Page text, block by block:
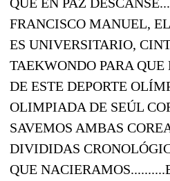
FRANCISCO MANUEL,
ES UNIVERSITARIO,
TAEKWONDO PARA QUE
DE ESTE DEPORTE
OLIMPIADA DE SEÚL
SAVEMOS AMBAS
DIVIDIDAS
QUE